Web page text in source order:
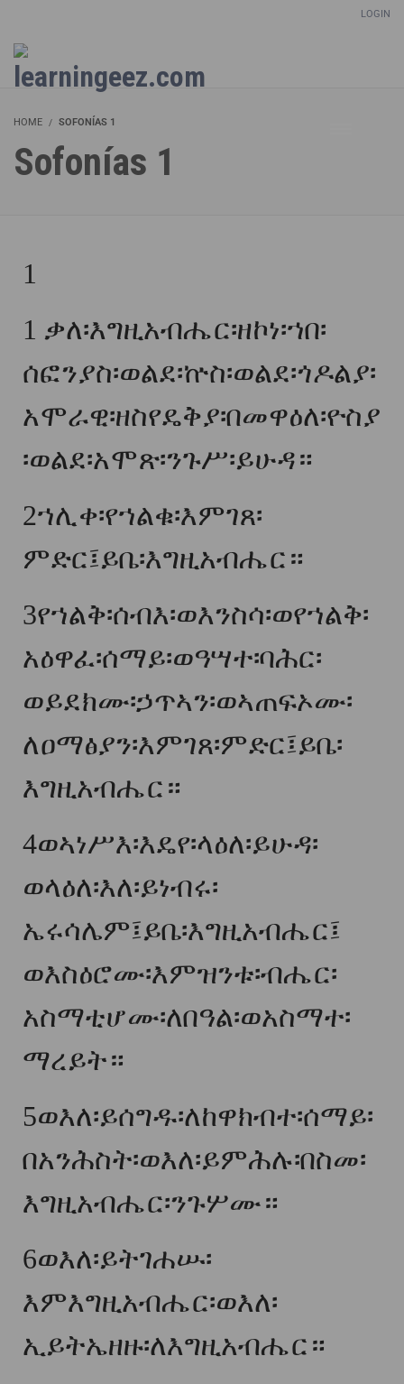
LOGIN
HOME SOFONÍAS 1
Sofonías 1
1
1 ቃለ፡እግዚአብሔር፡ዘኮነ፡ኀበ፡
ሰፎንያስ፡ወልደ፡ኵስ፡ወልደ፡ጎዶልያ፡
አሞራዊ፡ዘስየዴቅያ፡በመዋዕለ፡ዮስያ
፡ወልደ፡አሞጽ፡ንጉሥ፡ይሁዳ።
2ኀሊቀ፡የኀልቁ፡እምገጸ፡
ምድር፤ይቤ፡እግዚአብሔር።
3የኀልቅ፡ሰብእ፡ወእንስሳ፡ወየኀልቅ፡
አዕዋፈ፡ሰማይ፡ወዓሣተ፡ባሕር፡
ወይደክሙ፡ኃጥኣን፡ወኣጠፍኦሙ፡
ለዐማፅያን፡እምገጸ፡ምድር፤ይቤ፡
እግዚአብሔር።
4ወኣነሥእ፡እዴየ፡ላዕለ፡ይሁዳ፡
ወላዕለ፡እለ፡ይነብሩ፡
ኤሩሳሌም፤ይቤ፡እግዚአብሔር፤
ወእስዕሮሙ፡እምዝንቱ፡ብሔር፡
አስማቲሆሙ፡ለበዓል፡ወአስማተ፡
ማረይት።
5ወእለ፡ይሰግዱ፡ለከዋክብተ፡ሰማይ፡
በአንሕስት፡ወእለ፡ይምሕሉ፡በስመ፡
እግዚአብሔር፡ንጉሦሙ።
6ወእለ፡ይትገሐሡ፡
እምእግዚአብሔር፡ወእለ፡
ኢይትኤዘዙ፡ለእግዚአብሔር።